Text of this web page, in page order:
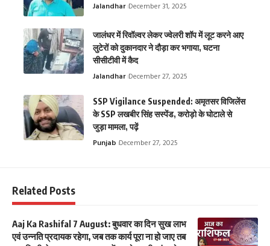
Jalandhar December 31, 2025
जालंधर में रिवॉल्वर लेकर ज्वेलरी शॉप में लूट करने आए
लुटेरों को दुकानदार ने दौड़ा कर भगाया, घटना
सीसीटीवी में कैद
Jalandhar December 27, 2025
SSP Vigilance Suspended: अमृतसर विजिलेंस
के SSP लखबीर सिंह सस्पेंड, करोड़ो के घोटाले से
जुड़ा मामला, पढ़ें
Punjab December 27, 2025
Related Posts
Aaj Ka Rashifal 7 August: बुधवार का दिन सुख लाभ
एवं उन्नति प्रदायक रहेगा, जब तक कार्य पूरा ना हो जाए तब